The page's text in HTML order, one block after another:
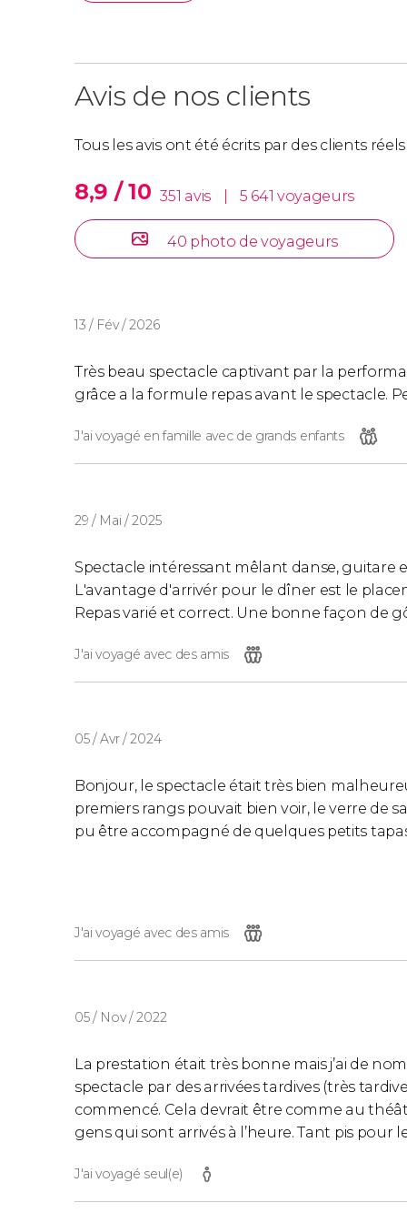
À 21h00.
À 22h30.
Dîner à 18h00 - Spectacle à 19h15.
Avis de nos clients
Tous les avis ont été écrits par des clients
8,9 / 10 351 avis 5 641 voyageurs
40 photo de voyageurs
13 / Fév / 2026
Très beau spectacle captivant par la
grâce a la formule repas avant le spectacle.
J'ai voyagé en famille avec de grands enfants
29 / Mai / 2025
Spectacle intéressant mêlant danse, guitare
L'avantage d'arrivér pour le dîner est le
Repas varié et correct. Une bonne façon de
J'ai voyagé avec des amis
05 / Avr / 2024
Bonjour, le spectacle était très bien
premiers rangs pouvait bien voir, le verre de
pu être accompagné de quelques petits
J'ai voyagé avec des amis
05 / Nov / 2022
La prestation était très bonne mais j’ai de
spectacle par des arrivées tardives (très
commencé. Cela devrait être comme au
gens qui sont arrivés à l’heure. Tant pis pour
J'ai voyagé seul(e)